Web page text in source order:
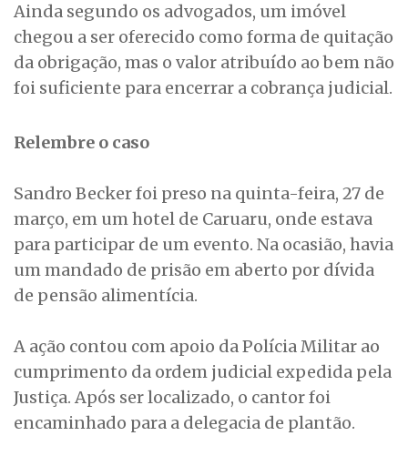
Ainda segundo os advogados, um imóvel
chegou a ser oferecido como forma de quitação
da obrigação, mas o valor atribuído ao bem não
foi suficiente para encerrar a cobrança judicial.
Relembre o caso
Sandro Becker foi preso na quinta-feira, 27 de
março, em um hotel de Caruaru, onde estava
para participar de um evento. Na ocasião, havia
um mandado de prisão em aberto por dívida
de pensão alimentícia.
A ação contou com apoio da Polícia Militar ao
cumprimento da ordem judicial expedida pela
Justiça. Após ser localizado, o cantor foi
encaminhado para a delegacia de plantão.